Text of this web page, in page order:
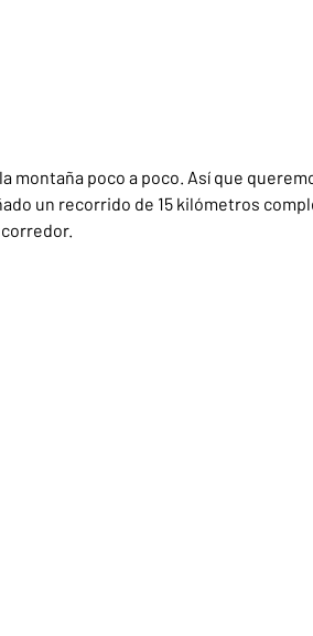
montaña poco a poco. Así que
un recorrido de 15 kilómetros